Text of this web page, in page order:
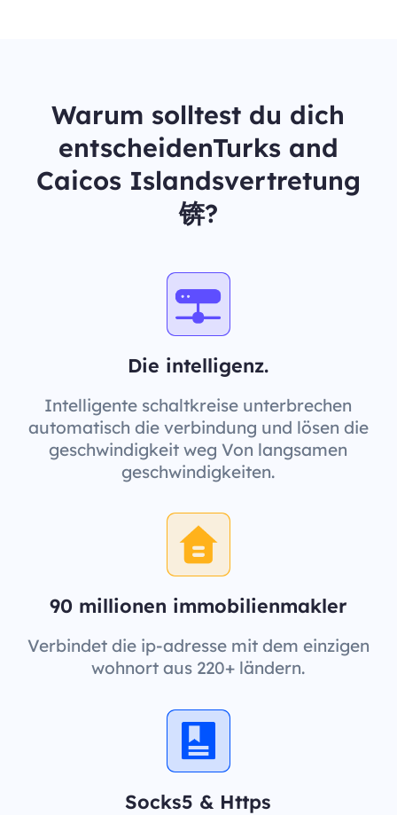
Warum solltest du dich
entscheidenTurks and
Caicos Islandsvertretung
锛?
Die intelligenz.
Intelligente schaltkreise unterbrechen
automatisch die verbindung und lösen die
geschwindigkeit weg Von langsamen
geschwindigkeiten.
90 millionen immobilienmakler
Verbindet die ip-adresse mit dem einzigen
wohnort aus 220+ ländern.
Socks5 & Https